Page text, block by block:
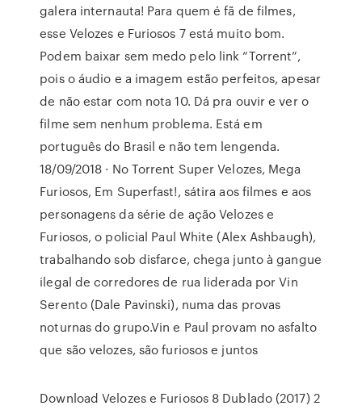
galera internauta! Para quem é fã de filmes,
esse Velozes e Furiosos 7 está muito bom.
Podem baixar sem medo pelo link “Torrent”,
pois o áudio e a imagem estão perfeitos, apesar
de não estar com nota 10. Dá pra ouvir e ver o
filme sem nenhum problema. Está em
português do Brasil e não tem lengenda.
18/09/2018 · No Torrent Super Velozes, Mega
Furiosos, Em Superfast!, sátira aos filmes e aos
personagens da série de ação Velozes e
Furiosos, o policial Paul White (Alex Ashbaugh),
trabalhando sob disfarce, chega junto à gangue
ilegal de corredores de rua liderada por Vin
Serento (Dale Pavinski), numa das provas
noturnas do grupo.Vin e Paul provam no asfalto
que são velozes, são furiosos e juntos
Download Velozes e Furiosos 8 Dublado (2017) 2